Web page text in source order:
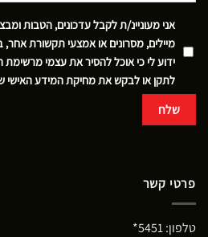
אני מעוניינ/ת לקבל עדכונים, הטבות
מיילים, מסרונים או אמצעי תקשורת
ידוע לי כי אוכל להסיר את עצמי מרשימת
לתקן או לבקש את מחיקת המידע האישי
פרטי קשר
טלפון:5451*